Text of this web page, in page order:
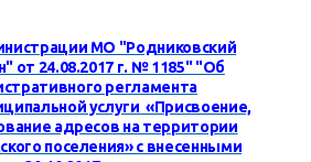
МО "Родниковский
от 24.08.2017 г. № 1185" "Об
регламента
услуги «Присвоение,
адресов на территории
поселения» с внесенными